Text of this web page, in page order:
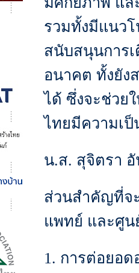
รวมทั้งมีแนว
สนับสนุนการ
อนาคต ทั้งยัง
ได้ ซึ่งจะช่วย
ไทยมีความเ
น.ส. สุจิตรา
ส่วนสำคัญที่จ
แพทย์ และศู
1. การต่อยอ